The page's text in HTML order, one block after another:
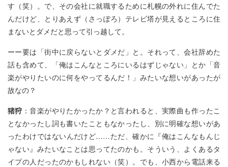
す（笑）。で、その会社に就職するために札幌の外れに住んでた
んだけど、とりあえず（さっぽろ）テレビ塔が見えるところに住
まないとダメだと思って引っ越して。
ーー要は「街中に戻らないとダメだ」と。それって、会社辞めた
話も含めて、「俺はこんなところにいるはずじゃない」とか「音
楽がやりたいのに何をやってるんだ！」みたいな想いがあったが
故なの？
猪狩 ：音楽がやりたかったか？と言われると、実際曲も作ったこ
となかったし詞も書いたこともなかったし、別に明確な想いがあ
ったわけではないんだけど……ただ、確かに『俺はこんなもんじ
ゃない』みたいなことは思ってたのかも。そういう、よくあるタ
イプの人だったのかもしれない（笑）。でも、小西から電話来る